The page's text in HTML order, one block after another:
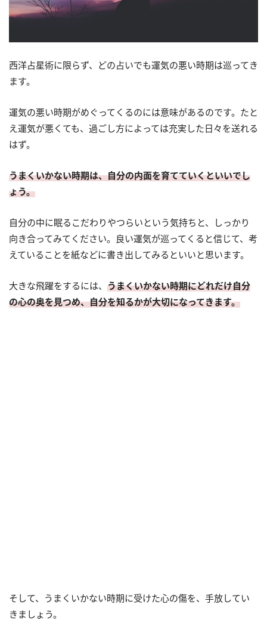
西洋占星術に限らず、どの占いでも運気の悪い時期は巡ってき
ます。
運気の悪い時期がめぐってくるのには意味があるのです。たと
え運気が悪くても、過ごし方によっては充実した日々を送れる
はず。
うまくいかない時期は、自分の内面を育てていくといいでし
ょう。
自分の中に眠るこだわりやつらいという気持ちと、しっかり
向き合ってみてください。良い運気が巡ってくると信じて、考
えていることを紙などに書き出してみるといいと思います。
大きな飛躍をするには、 うまくいかない時期にどれだけ自分
の心の奥を見つめ、自分を知るかが大切になってきます。
そして、うまくいかない時期に受けた心の傷を、手放してい
きましょう。